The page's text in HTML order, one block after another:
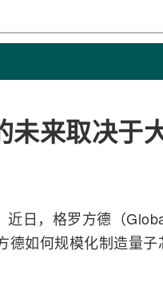
未来取决于
近日，格罗方德（
德如何规模化制造量子